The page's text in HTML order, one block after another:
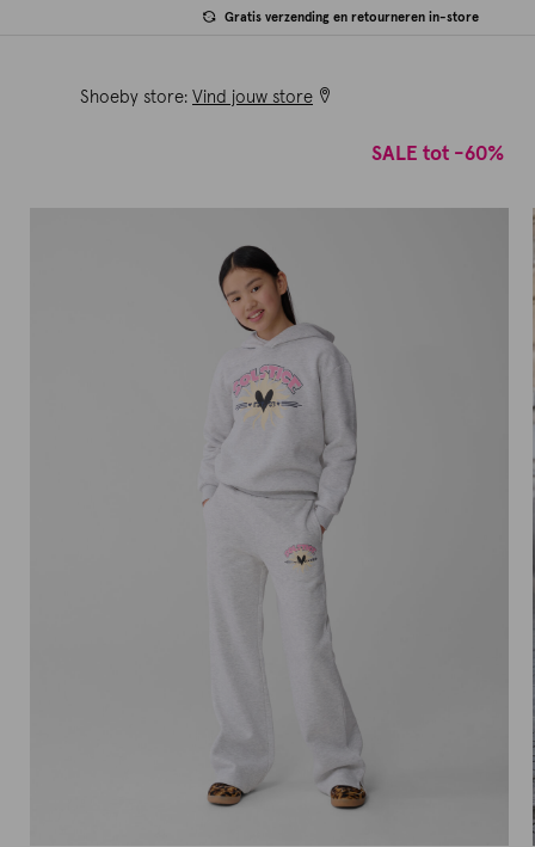
Gratis verzending en retourneren in-store
Shoeby store: Vind jouw store
SALE tot -60%